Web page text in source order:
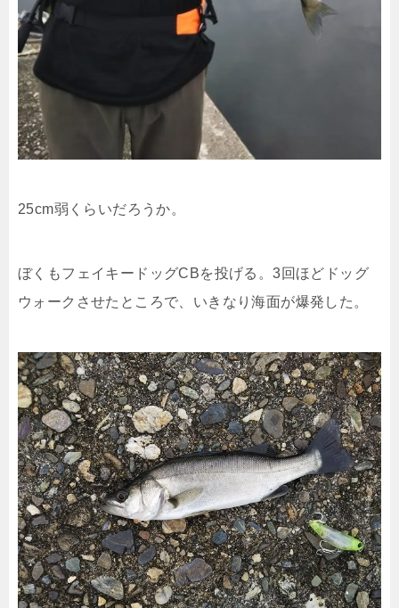
25cm弱くらいだろうか。
ぼくもフェイキードッグCBを投げる。3回ほどドッグ
ウォークさせたところで、いきなり海面が爆発した。